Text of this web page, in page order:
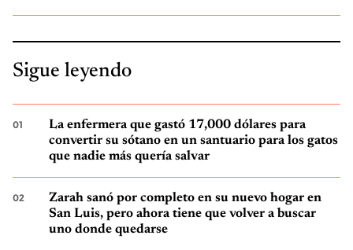
Sigue leyendo
La enfermera que gastó 17,000 dólares para
convertir su sótano en un santuario para los gatos
que nadie más quería salvar
Zarah sanó por completo en su nuevo hogar en
San Luis, pero ahora tiene que volver a buscar
uno donde quedarse